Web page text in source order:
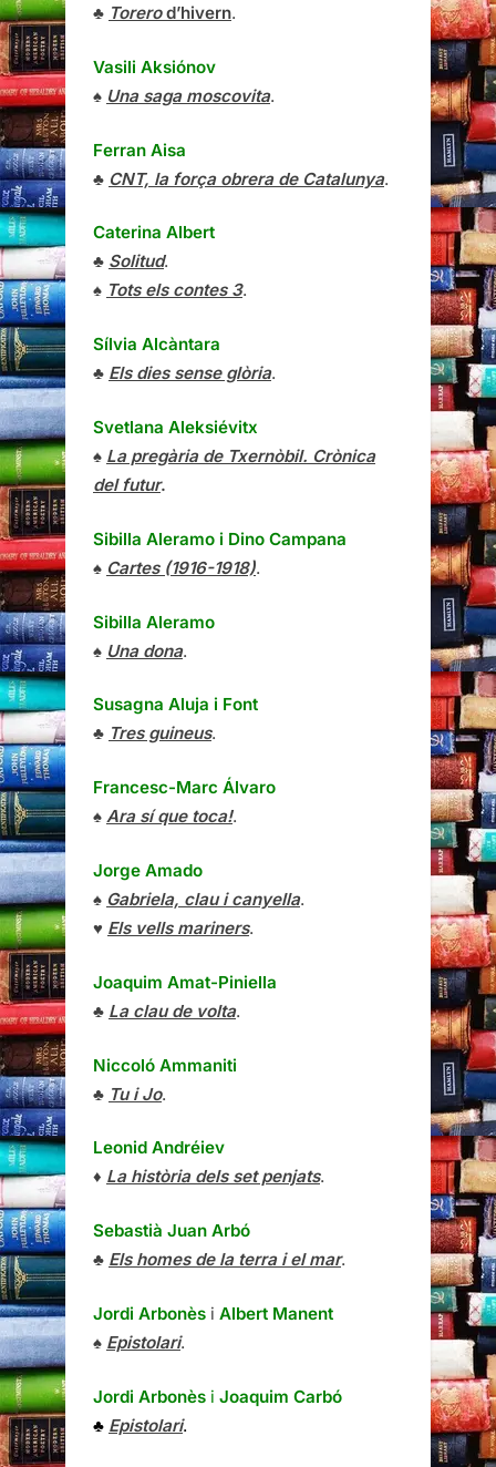
♣ Torerod’hivern.
Vasili Aksiónov
♠ Una saga moscovita.
Ferran Aisa
♣ CNT, la força obrera de Catalunya.
Caterina Albert
♣ Solitud.
♠ Tots els contes 3.
Sílvia Alcàntara
♣ Els dies sense glòria.
Svetlana Aleksiévitx
♠ La pregària de Txernòbil. Crònica
del futur.
Sibilla Aleramo i Dino Campana
♠ Cartes (1916-1918).
Sibilla Aleramo
♠ Una dona.
Susagna Aluja i Font
♣ Tres guineus.
Francesc-Marc Álvaro
♠ Ara sí que toca!.
Jorge Amado
♠ Gabriela, clau i canyella.
♥ Els vells mariners.
Joaquim Amat-Piniella
♣ La clau de volta.
Niccoló Ammaniti
♣ Tu i Jo.
Leonid Andréiev
♦ La història dels set penjats.
Sebastià Juan Arbó
♣ Els homes de la terra i el mar.
Jordi Arbonès i Albert Manent
♠ Epistolari.
Jordi Arbonès i Joaquim Carbó
♣ Epistolari.